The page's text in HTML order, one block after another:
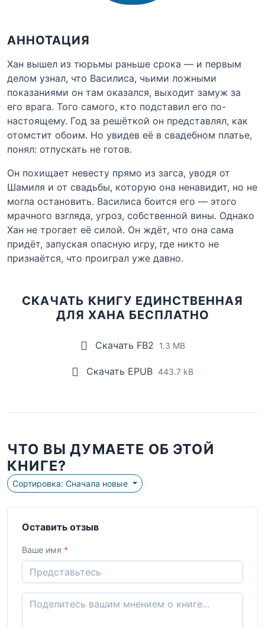
АННОТАЦИЯ
Хан вышел из тюрьмы раньше срока — и первым
делом узнал, что Василиса, чьими ложными
показаниями он там оказался, выходит замуж за
его врага. Того самого, кто подставил его по-
настоящему. Год за решёткой он представлял, как
отомстит обоим. Но увидев её в свадебном платье,
понял: отпускать не готов.
Он похищает невесту прямо из загса, уводя от
Шамиля и от свадьбы, которую она ненавидит, но не
могла остановить. Василиса боится его — этого
мрачного взгляда, угроз, собственной вины. Однако
Хан не трогает её силой. Он ждёт, что она сама
придёт, запуская опасную игру, где никто не
признаётся, что проиграл уже давно.
СКАЧАТЬ КНИГУ ЕДИНСТВЕННАЯ
ДЛЯ ХАНА БЕСПЛАТНО
Скачать FB2 1.3 MB
Скачать EPUB 443.7 kB
ЧТО ВЫ ДУМАЕТЕ ОБ ЭТОЙ
КНИГЕ?
Сортировка: Сначала новые
Оставить отзыв
Ваше имя *